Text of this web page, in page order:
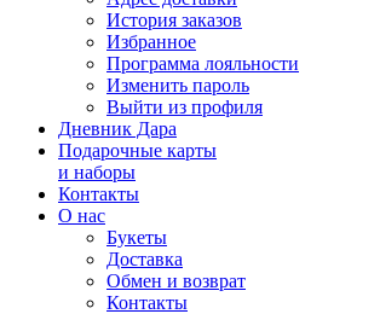
История заказов
Избранное
Программа лояльности
Изменить пароль
Выйти из профиля
Дневник Дара
Подарочные карты
и наборы
Контакты
О нас
Букеты
Доставка
Обмен и возврат
Контакты